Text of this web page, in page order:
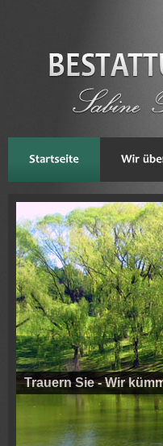
Trauern Sie - Wir